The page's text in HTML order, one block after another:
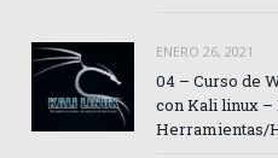
ENERO 26, 2021
04 – Curso de
con Kali linux –
Herramientas/